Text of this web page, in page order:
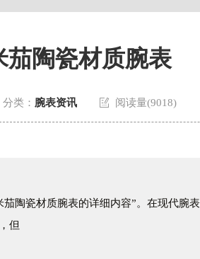
茄陶瓷材质腕表
分类： 腕表资讯  阅读量(9018)
瓷材质腕表的详细内容”。在现代腕
但